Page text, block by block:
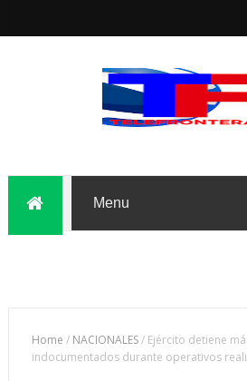
Home / NACIONALES/ Ejército detiene
indocumentados durante operativos